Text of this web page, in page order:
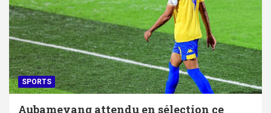
SPORTS
Aubameyang attendu en sélection ce